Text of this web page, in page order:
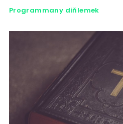
Programmany diňlemek